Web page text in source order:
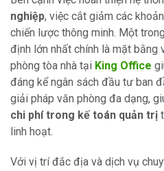
nghiệp, việc cắt giảm các
chiến lược thông minh. Một
định lớn nhất chính là mặt bằng
phòng tòa nhà tại King Office
đáng kể ngân sách đầu tư ban
giải pháp văn phòng đa dạng,
chi phí trong kế toán quản trị
linh hoạt.
Với vị trí đắc địa và dịch vụ